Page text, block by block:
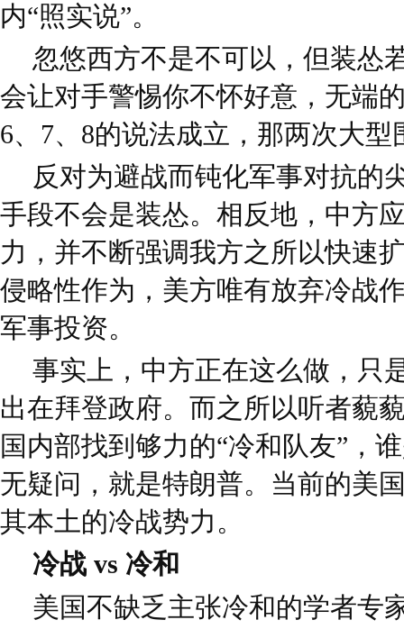
内“照实说”。
忽悠西方不是不可以，但装怂
会让对手警惕你不怀好意，无端
6、7、8的说法成立，那两次大
反对为避战而钝化军事对抗的
手段不会是装怂。相反地，中方
力，并不断强调我方之所以快速
侵略性作为，美方唯有放弃冷战
军事投资。
事实上，中方正在这么做，只
出在拜登政府。而之所以听者藐
国内部找到够力的“冷和队友”，
无疑问，就是特朗普。当前的美
其本土的冷战势力。
冷战 vs 冷和
美国不缺乏主张冷和的学者专